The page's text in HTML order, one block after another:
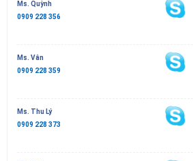
Ms. Quỳnh
0909 228 356
Ms. Vân
0909 228 359
Ms. Thu Lý
0909 228 373